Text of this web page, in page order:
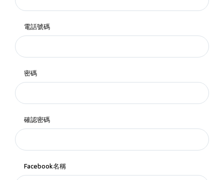
電話號碼
密碼
確認密碼
Facebook名稱